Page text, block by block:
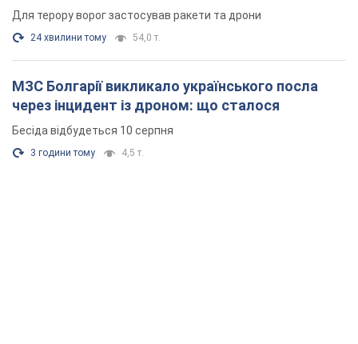
Для терору ворог застосував ракети та дрони
24 хвилини тому 54,0 т.
МЗС Болгарії викликало українського посла
через інцидент із дроном: що сталося
Бесіда відбудеться 10 серпня
3 години тому 4,5 т.